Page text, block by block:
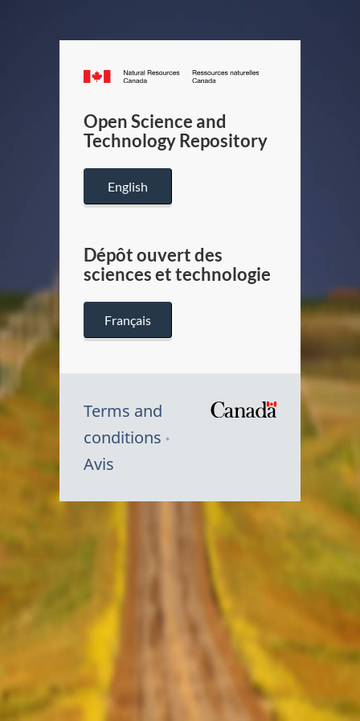
Canada.ca
/
Canada
Open Science and
Technology Repository
English
Dépôt ouvert des
sciences et technologie
Français
Terms and
conditions
Avis
Symbole
Canada